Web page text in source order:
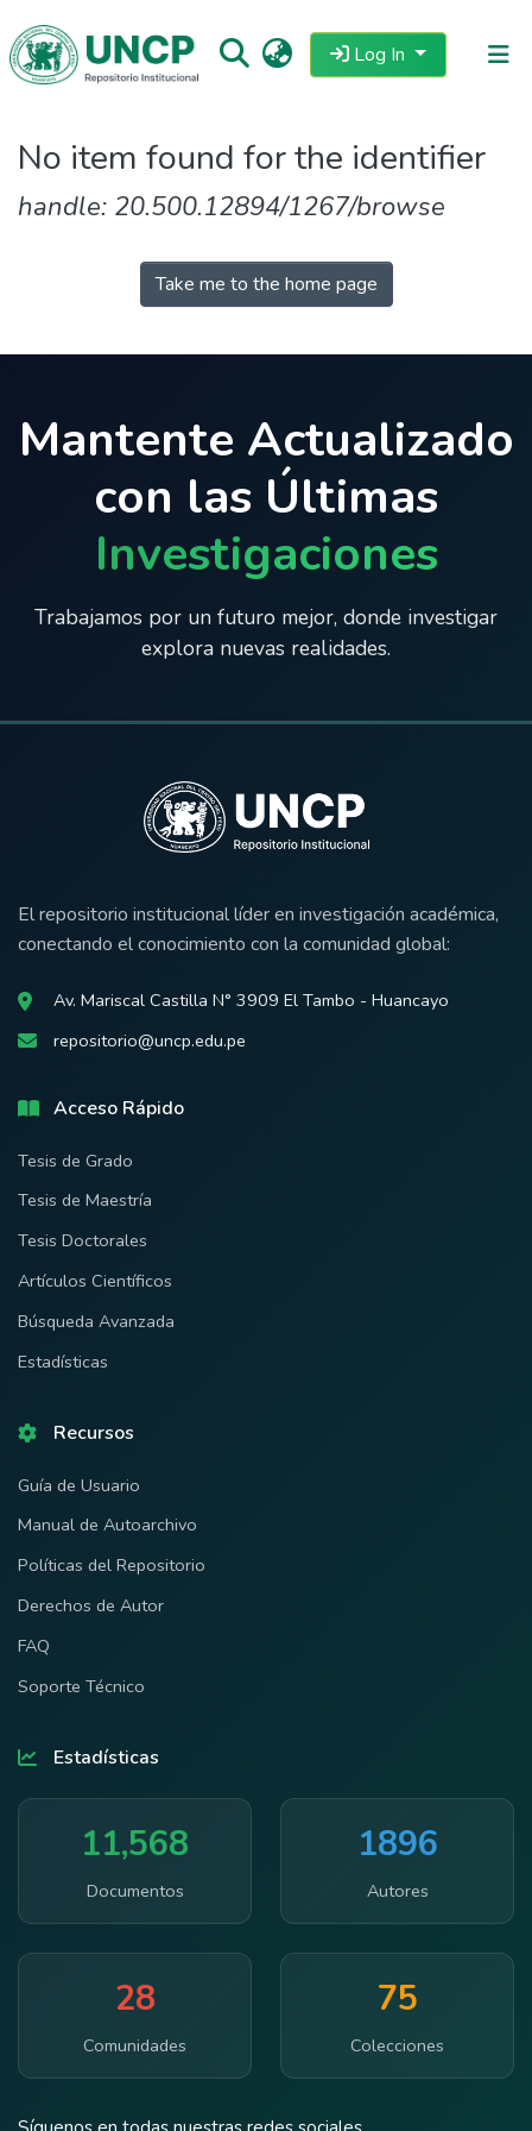
Log In
Repositorio
Estadisticas
No item found for the identifier
handle: 20.500.12894/1267/browse
Take me to the home page
Mantente Actualizado
con las Últimas
Investigaciones
Trabajamos por un futuro mejor, donde investigar
explora nuevas realidades.
El repositorio institucional líder en investigación académica,
conectando el conocimiento con la comunidad global:
Av. Mariscal Castilla N° 3909 El Tambo - Huancayo
repositorio@uncp.edu.pe
Acceso Rápido
Tesis de Grado
Tesis de Maestría
Tesis Doctorales
Artículos Científicos
Búsqueda Avanzada
Estadísticas
Recursos
Guía de Usuario
Manual de Autoarchivo
Políticas del Repositorio
Derechos de Autor
FAQ
Soporte Técnico
Estadísticas
11,568
Documentos
1896
Autores
28
Comunidades
75
Colecciones